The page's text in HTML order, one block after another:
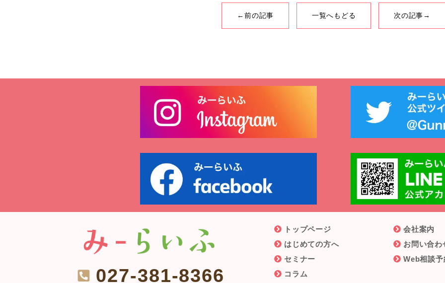
←前の記事 一覧へもどる 次の記事→
トップページ
はじめての方へ
セミナー
コラム
会社案内
お問い合わ
Web相談予
027-381-8366